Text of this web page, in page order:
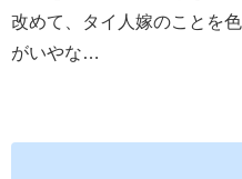
改めて、タイ人嫁のことを
がいやな…